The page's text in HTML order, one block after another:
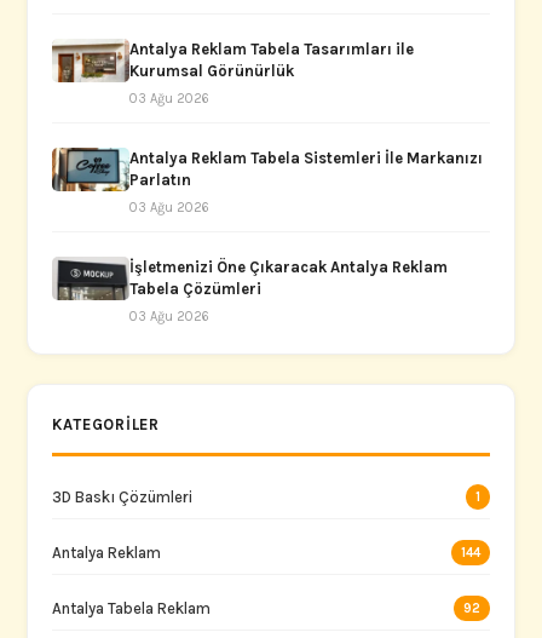
Antalya Reklam Tabela Tasarımları ile
Kurumsal Görünürlük
03 Ağu 2026
Antalya Reklam Tabela Sistemleri İle Markanızı
Parlatın
03 Ağu 2026
İşletmenizi Öne Çıkaracak Antalya Reklam
Tabela Çözümleri
03 Ağu 2026
KATEGORILER
3D Baskı Çözümleri 1
Antalya Reklam 144
Antalya Tabela Reklam 92